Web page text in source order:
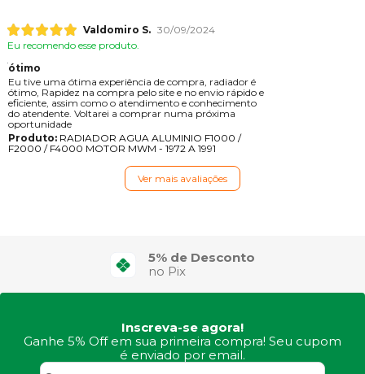
Valdomiro S. 30/09/2024
Eu recomendo esse produto.
ótimo
Eu tive uma ótima experiência de compra, radiador é
ótimo, Rapidez na compra pelo site e no envio rápido e
eficiente, assim como o atendimento e conhecimento
do atendente. Voltarei a comprar numa próxima
oportunidade
Produto:RADIADOR AGUA ALUMINIO F1000 /
F2000 / F4000 MOTOR MWM - 1972 A 1991
Ver mais avaliações
4X Sem Juros
no Cartão de Crédito
Inscreva-se agora!
Ganhe 5% Off em sua primeira compra! Seu cupom
é enviado por email.